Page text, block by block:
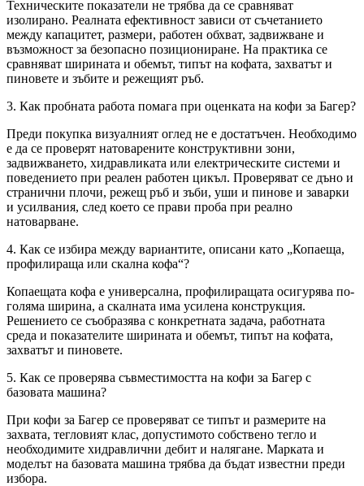
Техническите показатели не трябва да се сравняват
изолирано. Реалната ефективност зависи от съчетанието
между капацитет, размери, работен обхват, задвижване и
възможност за безопасно позициониране. На практика се
сравняват ширината и обемът, типът на кофата, захватът и
пиновете и зъбите и режещият ръб.
3. Как пробната работа помага при оценката на кофи за Багер?
Преди покупка визуалният оглед не е достатъчен. Необходимо
е да се проверят натоварените конструктивни зони,
задвижването, хидравликата или електрическите системи и
поведението при реален работен цикъл. Проверяват се дъно и
странични плочи, режещ ръб и зъби, уши и пинове и заварки
и усилвания, след което се прави проба при реално
натоварване.
4. Как се избира между вариантите, описани като „Копаеща,
профилираща или скална кофа“?
Копаещата кофа е универсална, профилиращата осигурява по-
голяма ширина, а скалната има усилена конструкция.
Решението се съобразява с конкретната задача, работната
среда и показателите ширината и обемът, типът на кофата,
захватът и пиновете.
5. Как се проверява съвместимостта на кофи за Багер с
базовата машина?
При кофи за Багер се проверяват се типът и размерите на
захвата, тегловият клас, допустимото собствено тегло и
необходимите хидравлични дебит и налягане. Марката и
моделът на базовата машина трябва да бъдат известни преди
избора.